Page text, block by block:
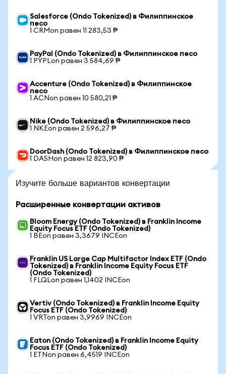
Salesforce (Ondo Tokenized) в Филиппинское
песо
1 CRMon равен 11 283,53 ₱
PayPal (Ondo Tokenized) в Филиппинское песо
1 PYPLon равен 3 584,69 ₱
Accenture (Ondo Tokenized) в Филиппинское
песо
1 ACNon равен 10 580,21 ₱
Nike (Ondo Tokenized) в Филиппинское песо
1 NKEon равен 2 596,27 ₱
DoorDash (Ondo Tokenized) в Филиппинское песо
1 DASHon равен 12 823,90 ₱
Изучите больше вариантов конвертации
Расширенные конвертации активов
Bloom Energy (Ondo Tokenized) в Franklin Income
Equity Focus ETF (Ondo Tokenized)
1 BEon равен 3,3679 INCEon
Franklin US Large Cap Multifactor Index ETF (Ondo
Tokenized) в Franklin Income Equity Focus ETF
(Ondo Tokenized)
1 FLQLon равен 1,1402 INCEon
Vertiv (Ondo Tokenized) в Franklin Income Equity
Focus ETF (Ondo Tokenized)
1 VRTon равен 3,9969 INCEon
Eaton (Ondo Tokenized) в Franklin Income Equity
Focus ETF (Ondo Tokenized)
1 ETNon равен 6,4519 INCEon